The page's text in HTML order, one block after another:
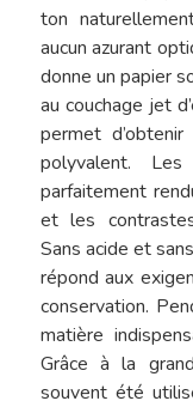
ton
aucun azurant
donne un papier
au couchage jet
permet
polyvalent.
parfaitement
et les
Sans acide et
répond aux
conservation.
matière
Grâce à la
souvent été